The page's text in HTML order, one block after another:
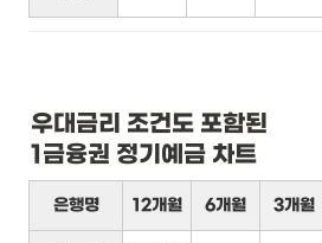
우대금리 조건도 포함된
1금융권 정기예금 차트
은행명 12개월 6개월 3개월